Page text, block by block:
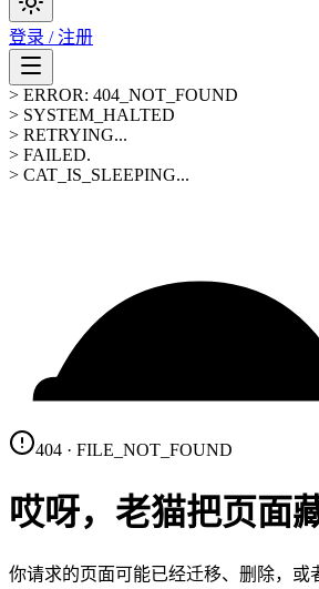
登录 / 注册
> ERROR: 404_NOT_FOUND
> SYSTEM_HALTED
> RETRYING...
> FAILED.
> CAT_IS_SLEEPING...
404 · FILE_NOT_FOUND
哎呀，老猫把页面
你请求的页面可能已经迁移、删除，或